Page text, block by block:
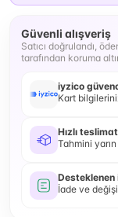
Güvenli alışveriş
Satıcı doğrulandı,
tarafından koruma
iyzico
Kart
Hızlı teslimat
Tahmini
Desteklenen
İade ve